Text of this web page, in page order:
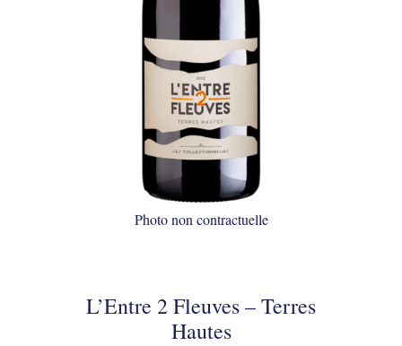
Photo non contractuelle
L’Entre 2 Fleuves – Terres
Hautes